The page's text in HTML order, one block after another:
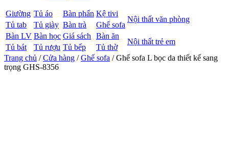
Giường Tủ áo Bàn phấn Kệ tivi
Nội thất văn phòng
Tủ tab Tủ giày Bàn trà
Ghế sofa
Bàn LV Bàn học Giá sách Bàn ăn
Nội thất trẻ em
Tủ bát Tủ rượu Tủ bếp
Tủ thờ
Trang chủ /Cửa hàng /Ghế sofa / Ghế sofa L bọc da thiết kế sang
trọng GHS-8356